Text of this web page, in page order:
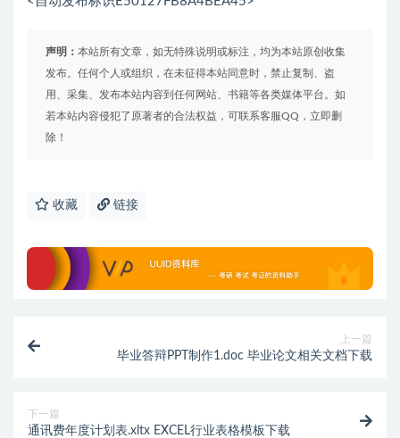
声明： 本站所有文章，如无特殊说明或标注，均为本站原创收集
发布。任何个人或组织，在未征得本站同意时，禁止复制、盗
用、采集、发布本站内容到任何网站、书籍等各类媒体平台。如
若本站内容侵犯了原著者的合法权益，可联系客服QQ，立即删
除！
收藏 链接
上一篇
毕业答辩PPT制作1.doc 毕业论文相关文档下载
下一篇
通讯费年度计划表.xltx EXCEL行业表格模板下载